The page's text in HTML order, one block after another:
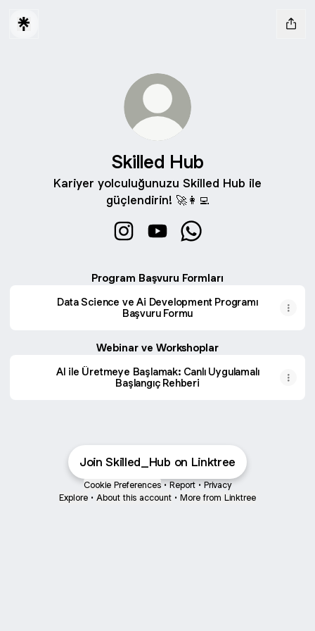
Skilled Hub
Kariyer yolculuğunuzu Skilled Hub ile
güçlendirin! 🚀👩‍💻
Program Başvuru Formları
Data Science ve Ai Development Programı
Başvuru Formu
Webinar ve Workshoplar
AI ile Üretmeye Başlamak: Canlı Uygulamalı
Başlangıç Rehberi
Join Skilled_Hub on Linktree
Cookie Preferences • Report • Privacy
Explore • About this account • More from Linktree